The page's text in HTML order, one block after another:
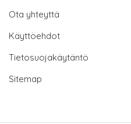
Ota yhteyttä
Käyttöehdot
Tietosuojakäytäntö
Sitemap